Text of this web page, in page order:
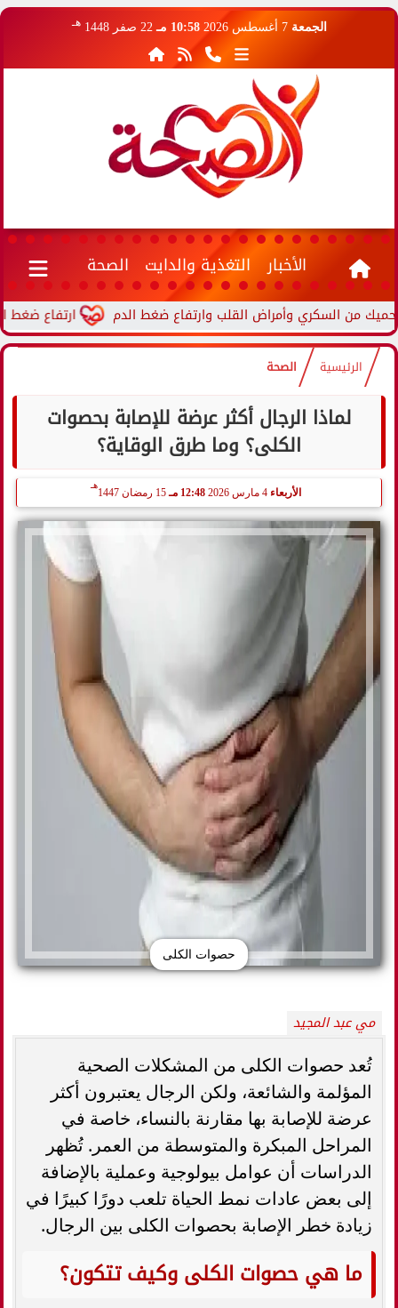
الجمعة 7 أغسطس 2026 10:58 مـ 22 صفر 1448 هـ
الأخبار التغذية والدايت الصحة
ارتفاع ضغط الدم
الرئيسية الصحة
لماذا الرجال أكثر عرضة للإصابة بحصوات
الكلى؟ وما طرق الوقاية؟
الأربعاء 4 مارس 2026 12:48 مـ 15 رمضان 1447
هـ
حصوات الكلى
مي عبد المجيد
تُعد حصوات الكلى من المشكلات الصحية
المؤلمة والشائعة، ولكن الرجال يعتبرون أكثر
عرضة للإصابة بها مقارنة بالنساء، خاصة في
المراحل المبكرة والمتوسطة من العمر. تُظهر
الدراسات أن عوامل بيولوجية وعملية بالإضافة
إلى بعض عادات نمط الحياة تلعب دورًا كبيرًا في
زيادة خطر الإصابة بحصوات الكلى بين الرجال.
ما هي حصوات الكلى وكيف تتكون؟